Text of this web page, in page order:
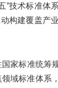
”技术标准体
构建覆盖产
家标准统筹
域标准体系